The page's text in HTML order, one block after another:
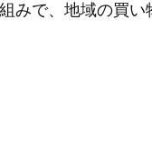
みで、地域の買い